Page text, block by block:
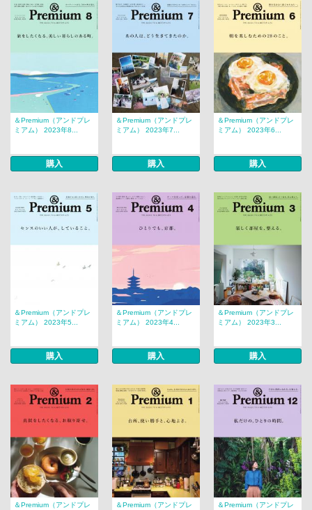
＆Premium（アンドプレ
ミアム） 2023年8...
購入
＆Premium（アンドプレ
ミアム） 2023年7...
購入
＆Premium（アンドプレ
ミアム） 2023年6...
購入
＆Premium（アンドプレ
ミアム） 2023年5...
購入
＆Premium（アンドプレ
ミアム） 2023年4...
購入
＆Premium（アンドプレ
ミアム） 2023年3...
購入
＆Premium（アンドプレ
＆Premium（アンドプレ
＆Premium（アンドプレ